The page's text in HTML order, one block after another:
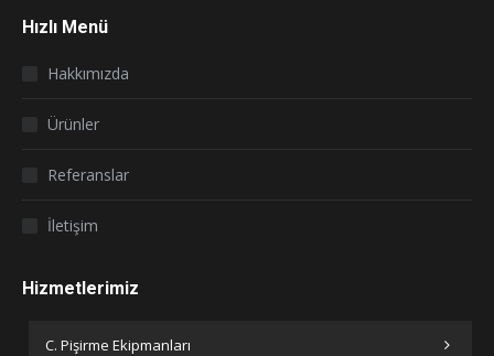
opens
window
opens
window
Hızlı Menü
Hakkımızda
Ürünler
Referanslar
İletişim
Hizmetlerimiz
C. Pişirme Ekipmanları